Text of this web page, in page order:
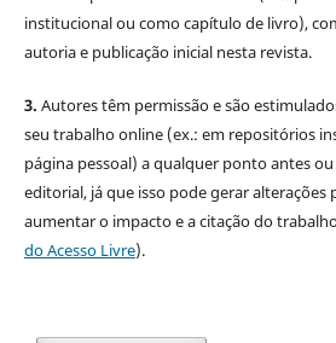
institucional ou como capítulo de livro),
autoria e publicação inicial nesta revista.
3. Autores têm permissão e são
seu trabalho online (ex.: em repositórios
página pessoal) a qualquer ponto antes
editorial, já que isso pode gerar
aumentar o impacto e a citação do
do Acesso Livre).